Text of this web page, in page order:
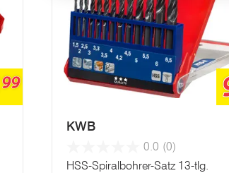
99
KWB
0.0 (0)
HSS-Spiralbohrer-Satz 13-tlg.